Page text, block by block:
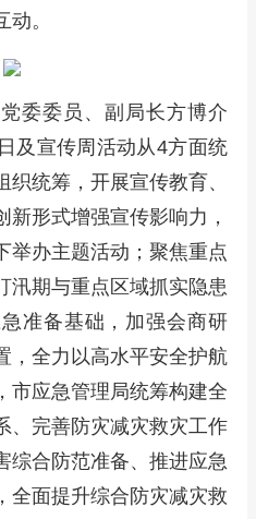
。
委委员、副局长方博介
及宣传周活动从4方面统
统筹，开展宣传教育、
形式增强宣传影响力，
举办主题活动；聚焦重点
汛期与重点区域抓实隐患
准备基础，加强会商研
，全力以高水平安全护航
市应急管理局统筹构建全
、完善防灾减灾救灾工作
综合防范准备、推进应急
全面提升综合防灾减灾救